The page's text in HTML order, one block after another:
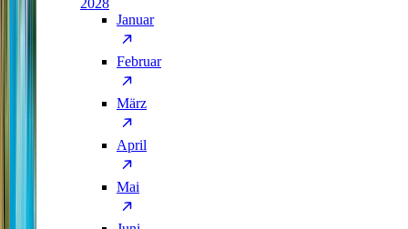
2028
Januar
Februar
März
April
Mai